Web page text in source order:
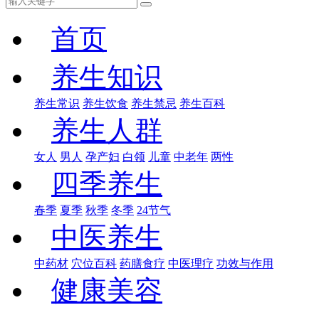
首页
养生知识
养生常识 养生饮食 养生禁忌 养生百科
养生人群
女人 男人 孕产妇 白领 儿童 中老年 两性
四季养生
春季 夏季 秋季 冬季 24节气
中医养生
中药材 穴位百科 药膳食疗 中医理疗 功效与作用
健康美容